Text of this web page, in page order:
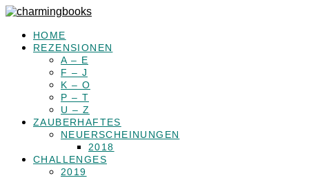
HOME
REZENSIONEN
A – E
F – J
K – O
P – T
U – Z
ZAUBERHAFTES
NEUERSCHEINUNGEN
2018
CHALLENGES
2019